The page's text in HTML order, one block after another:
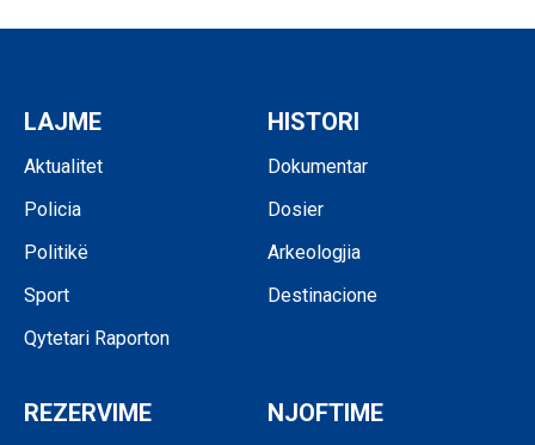
LAJME
Aktualitet
Policia
Politikë
Sport
Qytetari Raporton
HISTORI
Dokumentar
Dosier
Arkeologjia
Destinacione
REZERVIME NJOFTIME